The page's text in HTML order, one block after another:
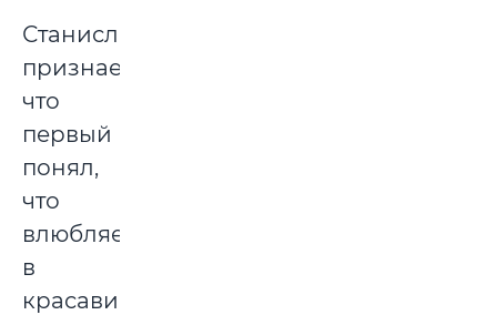
Станислав
признается,
что
первый
понял,
что
влюбляется
в
красавицу